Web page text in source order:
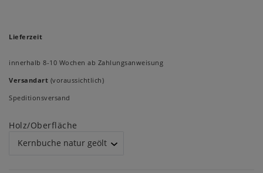
Lieferzeit
innerhalb 8-10 Wochen ab Zahlungsanweisung
Versandart (voraussichtlich)
Speditionsversand
Holz/Oberfläche